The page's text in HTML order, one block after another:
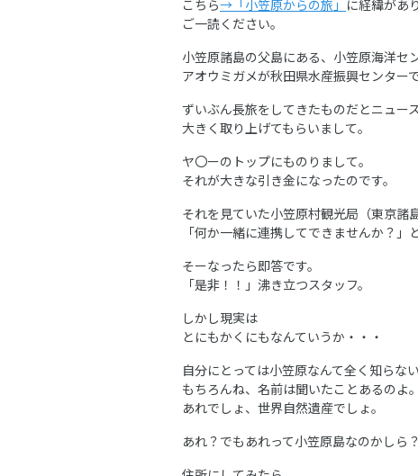
こちら→「小笠原からの旅」 に経緯があ
ご一読ください。
小笠原諸島の父島にある、小笠原海洋セ
アオウミガメが秋田県水産振興センター
ずいぶん長旅をしてきたものだとニュー
大きく取り上げてもらいまして。
ヤ〇ーのトップにものりまして。
それが大きな引き金になったのです。
それを見ていた小笠原村観光局（東京諸
「何か一緒に連携してできませんか？」
そーなったら即答です。
「是非！！」沸き立つスタッフ。
しかし現実は
とにもかくにもなんていうか・・・
自分にとっては小笠原なんて全く知らな
もちろんね、名前は聞いたことあるのよ。
あれでしょ、世界自然遺産でしょ。
あれ？でもあれって小笠原島なのかしら